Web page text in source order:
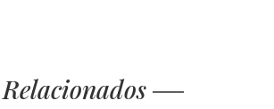
Relacionados